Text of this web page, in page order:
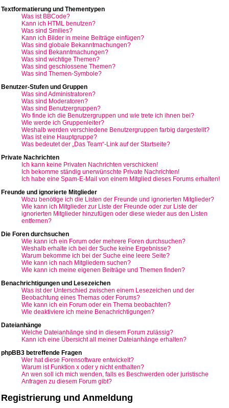
Textformatierung und Thementypen
Was ist BBCode?
Kann ich HTML benutzen?
Was sind Smilies?
Kann ich Bilder in meine Beiträge einfügen?
Was sind globale Bekanntmachungen?
Was sind Bekanntmachungen?
Was sind wichtige Themen?
Was sind geschlossene Themen?
Was sind Themen-Symbole?
Benutzer-Stufen und Gruppen
Was sind Administratoren?
Was sind Moderatoren?
Was sind Benutzergruppen?
Wo finde ich die Benutzergruppen und wie trete ich ihnen bei?
Wie werde ich Gruppenleiter?
Weshalb werden verschiedene Benutzergruppen farbig dargestellt?
Was ist eine Hauptgruppe?
Was bedeutet der „Das Team“-Link auf der Startseite?
Private Nachrichten
Ich kann keine Privaten Nachrichten verschicken!
Ich bekomme ständig unerwünschte Private Nachrichten!
Ich habe eine Spam-E-Mail von einem Mitglied dieses Forums erhalten!
Freunde und ignorierte Mitglieder
Wozu benötige ich die Listen der Freunde und ignorierten Mitglieder?
Wie kann ich Mitglieder zur Liste der Freunde oder zur Liste der
ignorierten Mitglieder hinzufügen oder diese wieder aus den Listen
entfernen?
Die Foren durchsuchen
Wie kann ich ein Forum oder mehrere Foren durchsuchen?
Weshalb erhalte ich bei der Suche keine Ergebnisse?
Warum bekomme ich bei der Suche eine leere Seite?
Wie kann ich nach Mitgliedern suchen?
Wie kann ich meine eigenen Beiträge und Themen finden?
Benachrichtigungen und Lesezeichen
Was ist der Unterschied zwischen einem Lesezeichen und der
Beobachtung eines Themas oder Forums?
Wie kann ich ein Forum oder ein Thema beobachten?
Wie deaktiviere ich meine Benachrichtigungen?
Dateianhänge
Welche Dateianhänge sind in diesem Forum zulässig?
Kann ich eine Übersicht all meiner Dateianhänge erhalten?
phpBB3 betreffende Fragen
Wer hat diese Forensoftware entwickelt?
Warum ist Funktion x oder y nicht enthalten?
An wen soll ich mich wenden, falls es Beschwerden oder juristische
Anfragen zu diesem Forum gibt?
Registrierung und Anmeldung